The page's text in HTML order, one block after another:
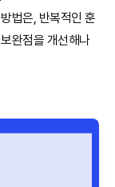
법은, 반복적인 훈
완점을 개선해나